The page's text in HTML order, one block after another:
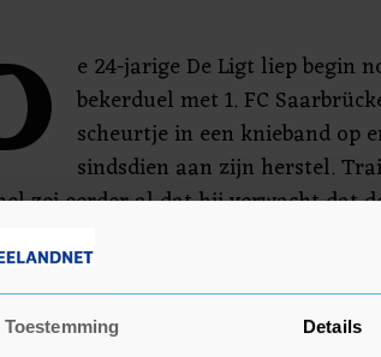
Toestemming Details
e 24-jarige De Ligt liep begin
bekerduel met 1. FC
scheurtje in een knieband op
sindsdien aan zijn herstel.
zei eerder al dat hij verwacht dat
niet meer zal spelen. De
komt voor de winterstop nog in
geklasseerde VfB Stuttgart
(woensdag), dat elfde staat in de